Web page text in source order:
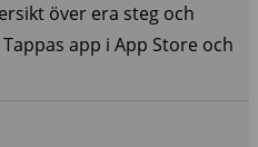
över era steg och
app i App Store och